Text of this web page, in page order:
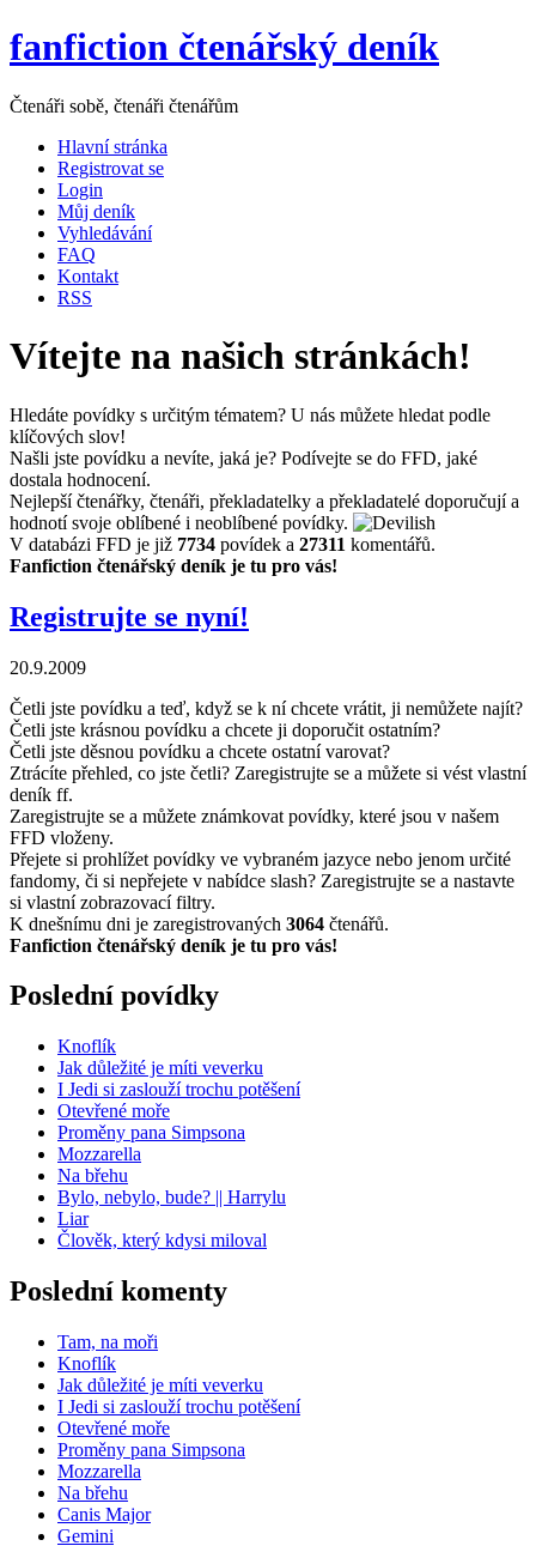
fanfiction čtenářský deník
Čtenáři sobě, čtenáři čtenářům
Hlavní stránka
Registrovat se
Login
Můj deník
Vyhledávání
FAQ
Kontakt
RSS
Vítejte na našich stránkách!
Hledáte povídky s určitým tématem? U nás můžete hledat podle
klíčových slov!
Našli jste povídku a nevíte, jaká je? Podívejte se do FFD, jaké
dostala hodnocení.
Nejlepší čtenářky, čtenáři, překladatelky a překladatelé doporučují a
hodnotí svoje oblíbené i neoblíbené povídky.
V databázi FFD je již 7734 povídek a 27311 komentářů.
Fanfiction čtenářský deník je tu pro vás!
Registrujte se nyní!
20.9.2009
Četli jste povídku a teď, když se k ní chcete vrátit, ji nemůžete najít?
Četli jste krásnou povídku a chcete ji doporučit ostatním?
Četli jste děsnou povídku a chcete ostatní varovat?
Ztrácíte přehled, co jste četli? Zaregistrujte se a můžete si vést vlastní
deník ff.
Zaregistrujte se a můžete známkovat povídky, které jsou v našem
FFD vloženy.
Přejete si prohlížet povídky ve vybraném jazyce nebo jenom určité
fandomy, či si nepřejete v nabídce slash? Zaregistrujte se a nastavte
si vlastní zobrazovací filtry.
K dnešnímu dni je zaregistrovaných 3064 čtenářů.
Fanfiction čtenářský deník je tu pro vás!
Poslední povídky
Knoflík
Jak důležité je míti veverku
I Jedi si zaslouží trochu potěšení
Otevřené moře
Proměny pana Simpsona
Mozzarella
Na břehu
Bylo, nebylo, bude? || Harrylu
Liar
Člověk, který kdysi miloval
Poslední komenty
Tam, na moři
Knoflík
Jak důležité je míti veverku
I Jedi si zaslouží trochu potěšení
Otevřené moře
Proměny pana Simpsona
Mozzarella
Na břehu
Canis Major
Gemini